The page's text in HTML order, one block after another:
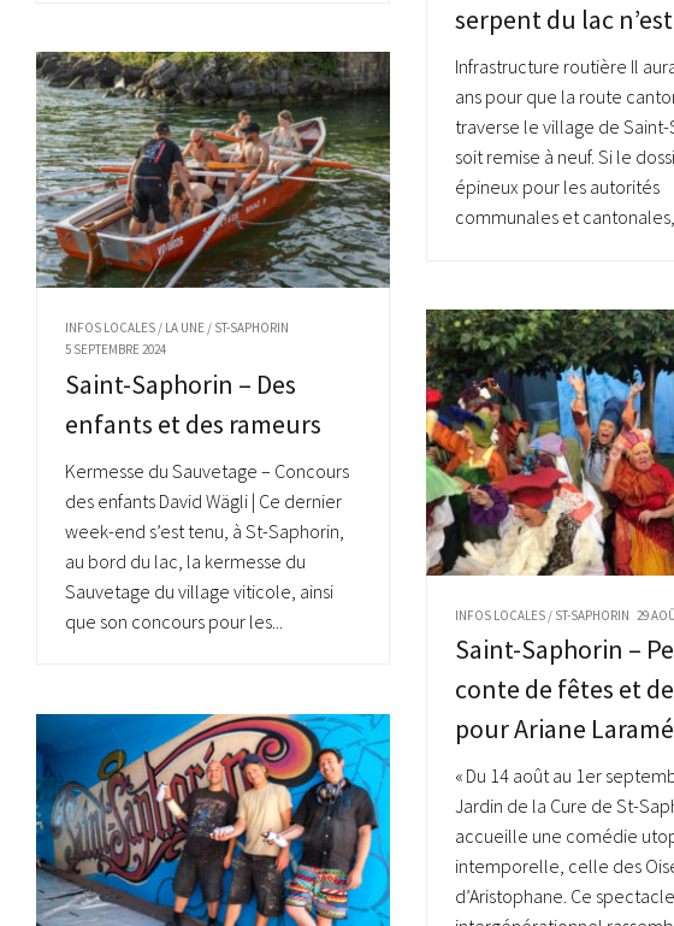
serpent du lac
Infrastructure routière Il
ans pour que la route
traverse le village de Saint-
soit remise à neuf. Si le
épineux pour les autorités
communales et cantonales,
INFOS LOCALES / LA UNE / ST-SAPHORIN
5 SEPTEMBRE 2024
Saint-Saphorin – Des
enfants et des rameurs
Kermesse du Sauvetage – Concours
des enfants David Wägli | Ce dernier
week-end s’est tenu, à St-Saphorin,
au bord du lac, la kermesse du
Sauvetage du village viticole, ainsi
que son concours pour les...
INFOS LOCALES / ST-SAPHORIN 29
Saint-Saphorin –
conte de fêtes et
pour Ariane
« Du 14 août au 1er
Jardin de la Cure de St-
accueille une comédie
intemporelle, celle des
d’Aristophane. Ce spectacle